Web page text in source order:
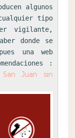
algunos
tipo
vigilante,
donde se
una web
Juan sin